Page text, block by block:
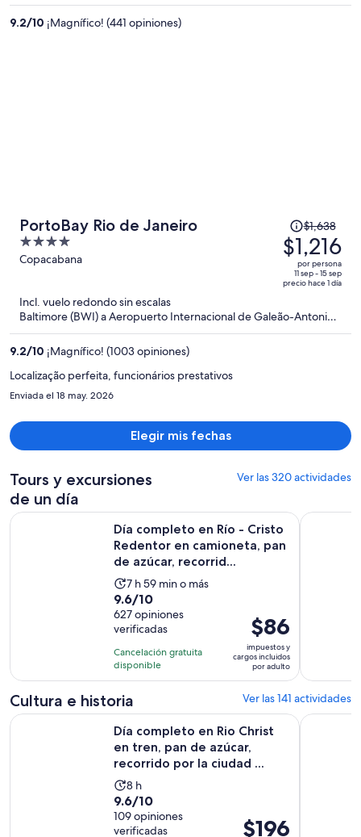
es
9.2/10 ¡Magnífico! (441 opiniones)
PortoBay Rio de Janeiro
4
out
Copacabana
El
precio
era
de
$1,638
ahora
$1,638
$1,216
por persona
11 sep - 15 sep
precio hace 1 día
Incl. vuelo redondo sin escalas
Baltimore (BWI) a Aeropuerto Internacional de Galeão-Antonio
Carlos Jobim (GIG)
9.2/10 ¡Magnífico! (1003 opiniones)
Localização perfeita, funcionários prestativos
Enviada el 18 may. 2026
Elegir mis fechas
Tours y excursiones
de un día
Ver las 320 actividades
Día completo en Río - Cristo
Redentor en camioneta, pan
de azúcar, recorrid...
La
actividad
dura
7
horas
y
59
minutos
7 h 59 min o más
9.6
de
10
con
627
opiniones
9.6/10
627 opiniones
verificadas
Cancelación gratuita
disponible
El
precio
es
de
por
adulto
$86
impuestos y
cargos incluidos
por adulto
Día completo en Río - Cristo Redentor en camioneta, pan
Día
Cultura e historia Ver las 141 actividades
Día completo en Rio Christ
en tren, pan de azúcar,
recorrido por la ciudad ...
La
actividad
dura
8 h
9.6
de
9.6/10
109 opiniones
verificadas
El
$196
Día completo en Rio Christ en tren, pan de azúcar,Tour por